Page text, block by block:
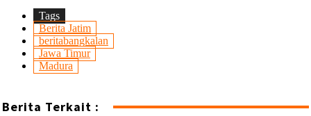
Tags
Berita Jatim
beritabangkalan
Jawa Timur
Madura
Berita Terkait :